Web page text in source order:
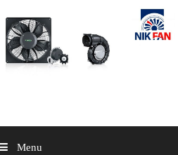
Skip
content
Menu